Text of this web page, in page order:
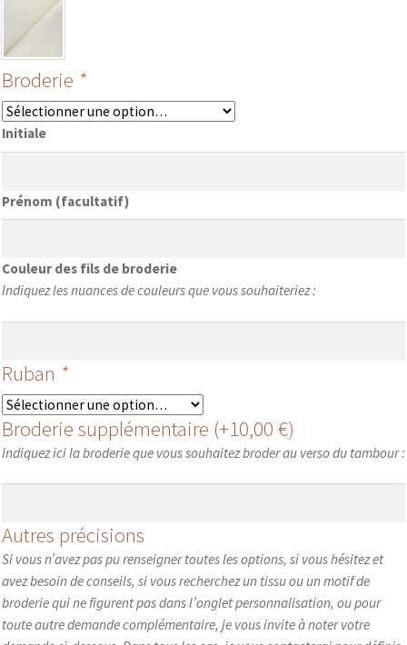
Broderie *
Initiale
Prénom (facultatif)
Couleur des fils de broderie
Indiquez les nuances de couleurs que vous souhaiteriez :
Ruban *
Broderie supplémentaire (+10,00 €)
Indiquez ici la broderie que vous souhaitez broder au verso du tambour :
Autres précisions
Si vous n’avez pas pu renseigner toutes les options, si vous hésitez et
avez besoin de conseils, si vous recherchez un tissu ou un motif de
broderie qui ne figurent pas dans l’onglet personnalisation, ou pour
toute autre demande complémentaire, je vous invite à noter votre